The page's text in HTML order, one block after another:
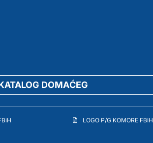
DOMAĆEG
LOGO P/G KOMORE FBIH